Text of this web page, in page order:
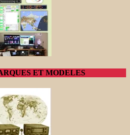
ET MODELES